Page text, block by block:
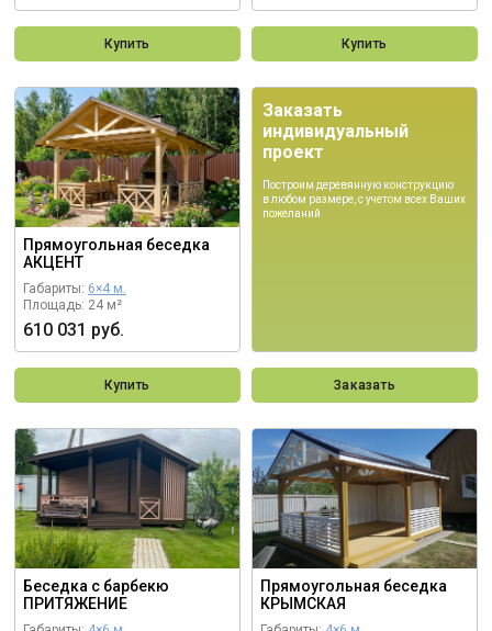
Купить Купить
Прямоугольная беседка
АКЦЕНТ
Габариты: 6×4 м.
Площадь: 24 м²
610 031 руб.
Купить
Заказать
индивидуальный
проект
Построим деревянную конструкцию
в любом размере, с учетом всех Ваших
пожеланий
Заказать
Беседка с барбекю
ПРИТЯЖЕНИЕ
Прямоугольная беседка
КРЫМСКАЯ